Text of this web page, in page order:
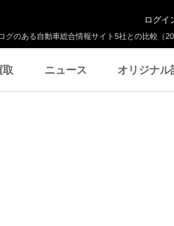
グのある自動車総合情報サイト5社との比較（
ログイ
取 ニュース オリジナル